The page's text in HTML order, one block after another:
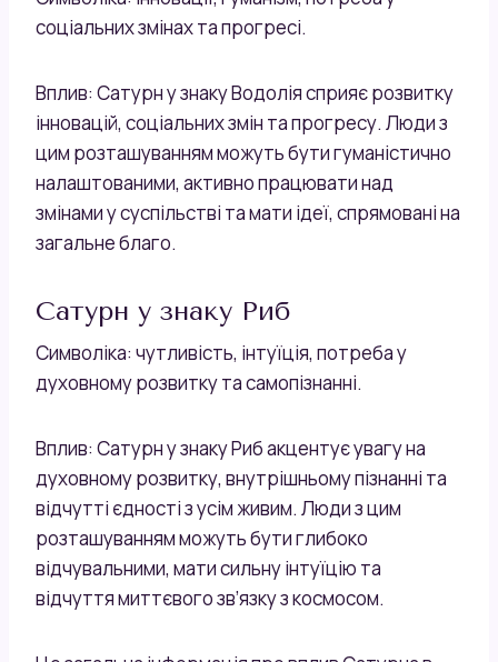
соціальних змінах та прогресі.
Вплив: Сатурн у знаку Водолія сприяє розвитку
інновацій, соціальних змін та прогресу. Люди з
цим розташуванням можуть бути гуманістично
налаштованими, активно працювати над
змінами у суспільстві та мати ідеї, спрямовані на
загальне благо.
Сатурн у знаку Риб
Символіка: чутливість, інтуїція, потреба у
духовному розвитку та самопізнанні.
Вплив: Сатурн у знаку Риб акцентує увагу на
духовному розвитку, внутрішньому пізнанні та
відчутті єдності з усім живим. Люди з цим
розташуванням можуть бути глибоко
відчувальними, мати сильну інтуїцію та
відчуття миттєвого зв’язку з космосом.